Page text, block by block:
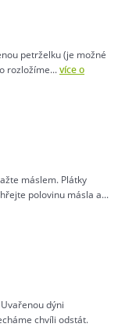
petrželku (je možné
rozložíme...více o
máslem. Plátky
polovinu másla a...
dýni
chvíli odstát.